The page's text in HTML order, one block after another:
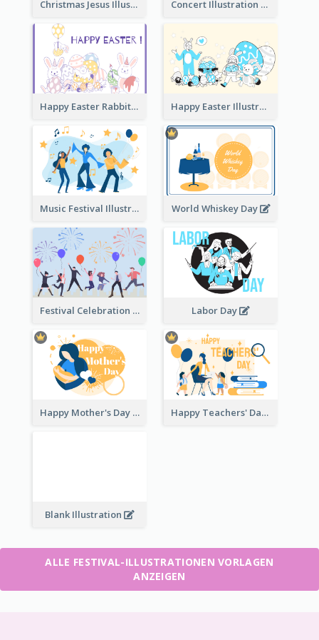
Christmas Jesus Illustration Concert Illustration
Happy Easter Rabbit Illustration Happy Easter Illustration
Music Festival Illustration World Whiskey Day
Festival Celebration Illustration Labor Day
Happy Mother's Day Happy Teachers' Day
Blank Illustration
ALLE FESTIVAL-ILLUSTRATIONEN VORLAGEN
ANZEIGEN